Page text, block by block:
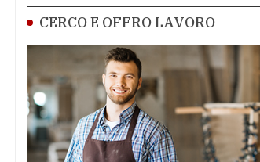
CERCO E OFFRO LAVORO